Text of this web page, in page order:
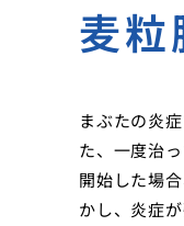
麦粒
まぶたの炎
た、一度治
開始した場
かし、炎症